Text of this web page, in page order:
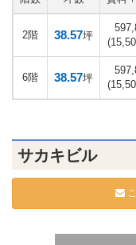
2階 38.57坪
6階 38.57坪
サカキビル
こ